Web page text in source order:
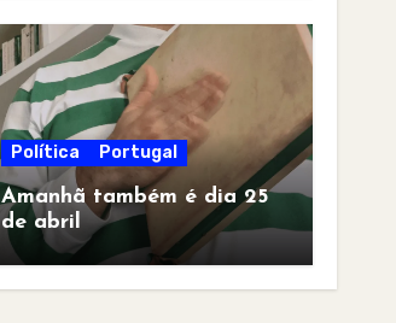
Política Portugal
Amanhã também é dia 25
de abril